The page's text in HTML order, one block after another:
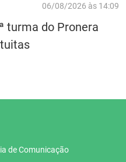
06/08/2026 às 14:09
turma do Pronera
de Comunicação